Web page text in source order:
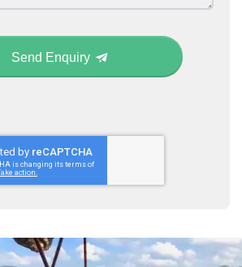
Send Enquiry